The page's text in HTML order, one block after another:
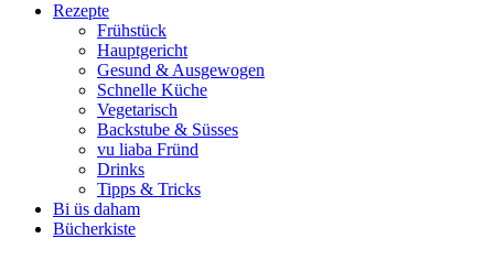
Rezepte
Frühstück
Hauptgericht
Gesund & Ausgewogen
Schnelle Küche
Vegetarisch
Backstube & Süsses
vu liaba Fründ
Drinks
Tipps & Tricks
Bi üs daham
Bücherkiste